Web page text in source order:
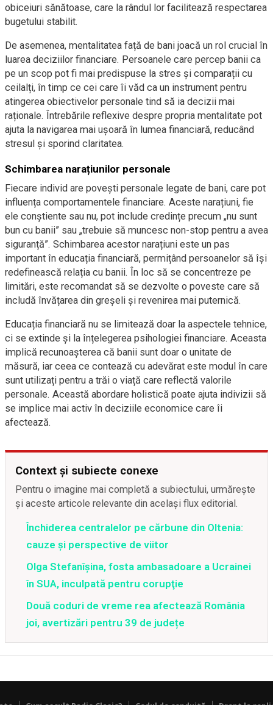
obiceiuri sănătoase, care la rândul lor facilitează respectarea
bugetului stabilit.
De asemenea, mentalitatea față de bani joacă un rol crucial în
luarea deciziilor financiare. Persoanele care percep banii ca
pe un scop pot fi mai predispuse la stres și comparații cu
ceilalți, în timp ce cei care îi văd ca un instrument pentru
atingerea obiectivelor personale tind să ia decizii mai
raționale. Întrebările reflexive despre propria mentalitate pot
ajuta la navigarea mai ușoară în lumea financiară, reducând
stresul și sporind claritatea.
Schimbarea narațiunilor personale
Fiecare individ are povești personale legate de bani, care pot
influența comportamentele financiare. Aceste narațiuni, fie
ele conștiente sau nu, pot include credințe precum „nu sunt
bun cu banii” sau „trebuie să muncesc non-stop pentru a avea
siguranță”. Schimbarea acestor narațiuni este un pas
important în educația financiară, permițând persoanelor să își
redefinească relația cu banii. În loc să se concentreze pe
limitări, este recomandat să se dezvolte o poveste care să
includă învățarea din greșeli și revenirea mai puternică.
Educația financiară nu se limitează doar la aspectele tehnice,
ci se extinde și la înțelegerea psihologiei financiare. Aceasta
implică recunoașterea că banii sunt doar o unitate de
măsură, iar ceea ce contează cu adevărat este modul în care
sunt utilizați pentru a trăi o viață care reflectă valorile
personale. Această abordare holistică poate ajuta indivizii să
se implice mai activ în deciziile economice care îi
afectează.
Context și subiecte conexe
Pentru o imagine mai completă a subiectului, urmărește
și aceste articole relevante din același flux editorial.
Închiderea centralelor pe cărbune din Oltenia:
cauze și perspective de viitor
Olga Stefanîşina, fosta ambasadoare a Ucrainei
în SUA, inculpată pentru corupţie
Două coduri de vreme rea afectează România
joi, avertizări pentru 39 de județe